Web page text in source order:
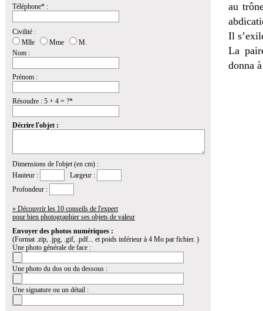
Téléphone* :
Civilité :
Mlle
Mme
M.
Nom :
Prénom :
Résoudre : 5 + 4 = ?*
Décrire l'objet :
Dimensions de l'objet (en cm) :
Hauteur :
Largeur :
Profondeur :
» Découvrir les 10 conseils de l'expert
pour bien photographier ses objets de valeur
Envoyer des photos numériques :
(Format .zip, .jpg, .gif, .pdf... et poids inférieur à 4 Mo par fichier. )
Une photo générale de face :
Une photo du dos ou du dessous :
Une signature ou un détail :
au
Il
La
donna